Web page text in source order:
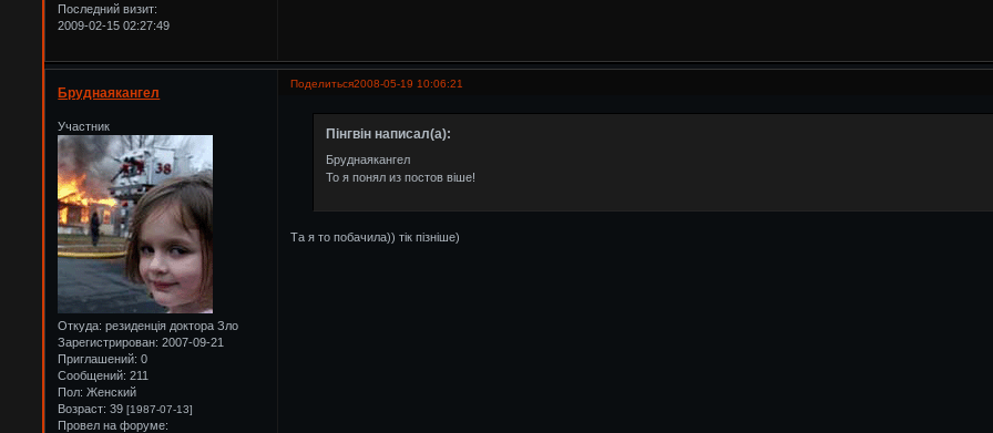
Последний визит:
2009-02-15 02:27:49
Поделиться2008-05-19 10:06:21
Бруднаякангел
Участник
Откуда: резиденція доктора Зло
Зарегистрирован: 2007-09-21
Приглашений: 0
Сообщений: 211
Пол: Женский
Возраст: 39[1987-07-13]
Провел на форуме:
Пінгвін написал(а):
Бруднаякангел
То я понял из постов віше!
Та я то побачила)) тік пізніше)